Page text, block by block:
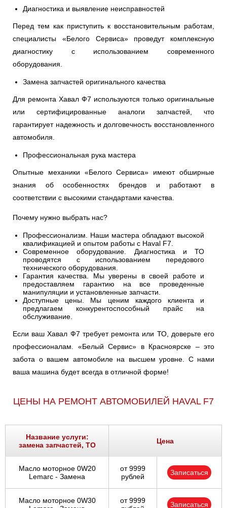
Диагностика и выявление неисправностей
Перед тем как приступить к восстановительным работам,
специалисты «Белого Сервиса» проведут комплексную
диагностику с использованием современного
оборудования.
Замена запчастей оригинального качества
Для ремонта Хавал Ф7 используются только оригинальные
или сертифицированные аналоги запчастей, что
гарантирует надежность и долговечность восстановленного
автомобиля.
Профессиональная рука мастера
Опытные механики «Белого Сервиса» имеют обширные
знания об особенностях брендов и работают в
соответствии с высокими стандартами качества.
Почему нужно выбрать нас?
Профессионализм. Наши мастера обладают высокой
квалификацией и опытом работы с Haval F7.
Современное оборудование. Диагностика и ТО
проводятся с использованием передового
технического оборудования.
Гарантия качества. Мы уверены в своей работе и
предоставляем гарантию на все проведенные
манипуляции и установленные запчасти.
Доступные цены. Мы ценим каждого клиента и
предлагаем конкурентоспособный прайс на
обслуживание.
Если ваш Хавал Ф7 требует ремонта или ТО, доверьте его
профессионалам. «Белый Сервис» в Красноярске – это
забота о вашем автомобиле на высшем уровне. С нами
ваша машина будет всегда в отличной форме!
ЦЕНЫ НА РЕМОНТ АВТОМОБИЛЕЙ HAVAL F7
Название услуги:
замена запчастей, ТО
Цена
Масло моторное 0W20
Lemarc - Замена
от 9999
рублей
Записаться
Масло моторное 0W30
от 9999
Записаться